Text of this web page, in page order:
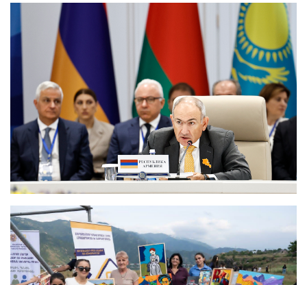
կազմակերպման բարձր մակարդակի համար։
Ցանկանում եմ ողջունել Իրանի Իսլամական
Հանրապետության, Ուզբեկստանի Հանրապետության
և Կուբայի Հանրապետության հարգարժան
ներկայացուցիչներին։ Հայաստանի Հանրապետության
համար Եվրասիական տնտեսական միության անդամ
պետությունների հետ համագործակցության
ամրապնդումը շարունակում է մնալ արտաքին
քաղաքականության և արտաքին տնտեսական
քաղաքականության առաջնահերթություններից մեկը։
Այս մոտեցումն իր արտացոլումը կգտնի նաև նոր
Կառավարության ծրագրում, որի ղեկավարումն ինձ է
վստահվել։ Միևնույն ժամանակ, կցանկանայի ընդգծել,
որ Հայաստանը հետևողականորեն հանդես է գալիս
Եվրասիական տնտեսական միության հիմքում ընկած
սկզբունքներին հավատարմության օգտին։
Եվրասիական տնտեսական միության հիմնարար
սկզբունքներից մեկն ապրանքների, ծառայությունների,
կապիտալի և աշխատուժի ազատ տեղաշարժի
ապահովումն է։ Ցավոք, գործնականում այս
սահմանափակումներ և վարչական միջոցներ
շարունակում են խոչընդոտել ընդհանուր շուկայի
լիարժեք գործունեությանը՝ նվազեցնելով
գործարարության պայմանների կանխատեսելիությունը
և ինտեգրման գործընթացների արդյունավետությունը։
Հայաստանի Հանրապետությունն անշեղորեն
ապահովում է առավելագույնս բարենպաստ, հավասար
և ոչ խտրական պայմաններ ԵԱՏՄ բոլոր անդամ